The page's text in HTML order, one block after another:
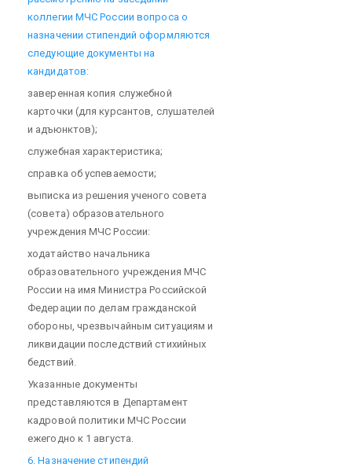
коллегии МЧС России вопроса о
назначении стипендий оформляются
следующие документы на
кандидатов:
заверенная копия служебной
карточки (для курсантов, слушателей
и адъюнктов);
служебная характеристика;
справка об успеваемости;
выписка из решения ученого совета
(совета) образовательного
учреждения МЧС России:
ходатайство начальника
образовательного учреждения МЧС
России на имя Министра Российской
Федерации по делам гражданской
обороны, чрезвычайным ситуациям и
ликвидации последствий стихийных
бедствий.
Указанные документы
представляются в Департамент
кадровой политики МЧС России
ежегодно к 1 августа.
6. Назначение стипендий